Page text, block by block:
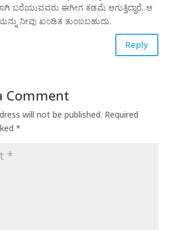
ಬರೆಯುವವರು ಈಗೀಗ ಕಡಮೆ ಆಗುತ್ತಿದ್ದಾರೆ. ಆ
ನೀವು ಖಂಡಿತ ತುಂಬಬಹುದು.
Reply
Comment
will not be published. Required
*